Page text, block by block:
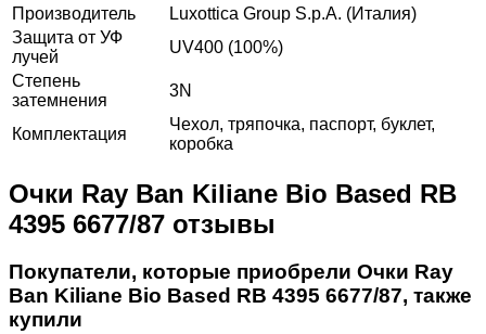
Производитель
Luxottica Group S.p.A. (Италия)
Защита от УФ
лучей
UV400 (100%)
Степень
затемнения
3N
Комплектация
Чехол, тряпочка, паспорт, буклет,
коробка
Очки Ray Ban Kiliane Bio Based RB
4395 6677/87 отзывы
Покупатели, которые приобрели Очки Ray
Ban Kiliane Bio Based RB 4395 6677/87, также
купили